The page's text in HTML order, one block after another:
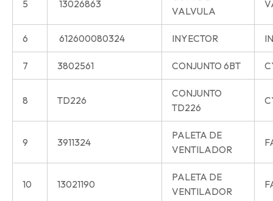
5 13026863
VALVULA
6 612600080324 INYECTOR
7 3802561 CONJUNTO 6BT
8 TD226
CONJUNTO
TD226
9 3911324
PALETA DE
VENTILADOR
10 13021190
PALETA DE
VENTILADOR